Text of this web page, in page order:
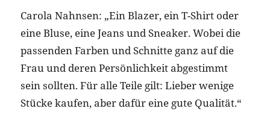
Carola Nahnsen: „Ein Blazer, ein T-Shirt oder
eine Bluse, eine Jeans und Sneaker. Wobei die
passenden Farben und Schnitte ganz auf die
Frau und deren Persönlichkeit abgestimmt
sein sollten. Für alle Teile gilt: Lieber wenige
Stücke kaufen, aber dafür eine gute Qualität.“